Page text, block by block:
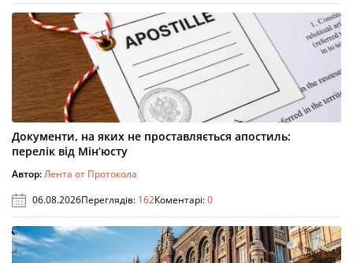
Документи, на яких не проставляється апостиль:
перелік від Мін’юсту
Автор:Лента от Протокола
06.08.2026Переглядів: 162Коментарі:0